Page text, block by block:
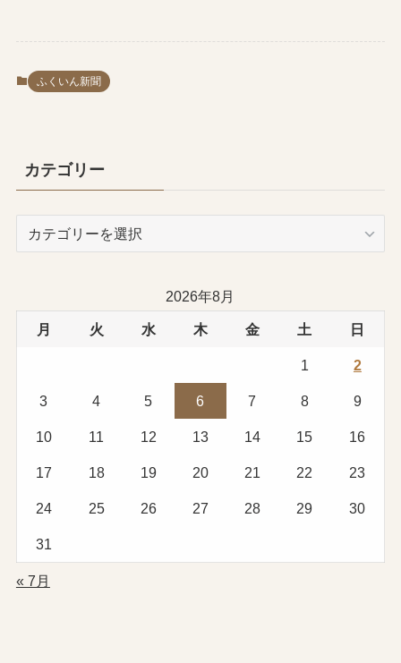
ふくいん新聞
カテゴリー
ー
2026年8月
月 火 水 木 金 土 日
1 2
3 4 5 6 7 8 9
10 11 12 13 14 15 16
17 18 19 20 21 22 23
24 25 26 27 28 29 30
31
« 7月